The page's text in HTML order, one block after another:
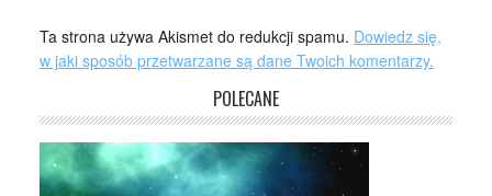
Ta strona używa Akismet do redukcji spamu. Dowiedz się,
w jaki sposób przetwarzane są dane Twoich komentarzy.
POLECANE